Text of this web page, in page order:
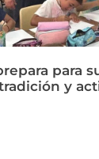
para
y